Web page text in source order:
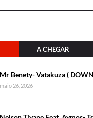
A CHEGAR
Mr Benety- Vatakuza (
maio 26, 2026